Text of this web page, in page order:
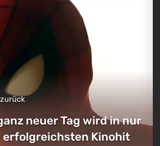
neuer Tag wird in nur
erfolgreichsten Kinohit